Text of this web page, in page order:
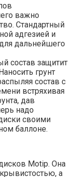
важно
Стандартный
адгезией и
дальнейшего
состав защитит
грунт
состав с
встряхивая
дав
надо
своими
баллоне.
Motip. Она
а